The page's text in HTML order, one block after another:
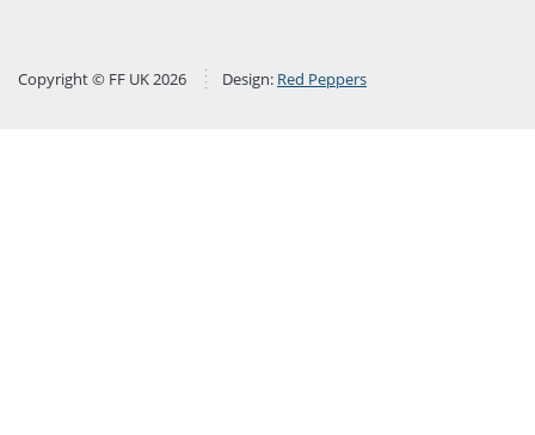
Copyright © FF UK 2026 Design: Red Peppers